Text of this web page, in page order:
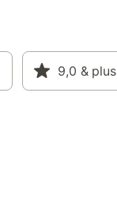
9,0 & plus